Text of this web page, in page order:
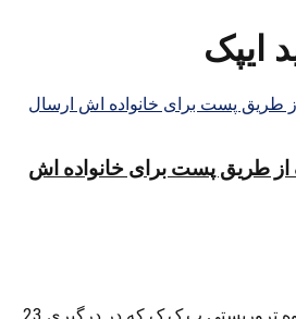
ایپک
طریق پست برای خانواده اش